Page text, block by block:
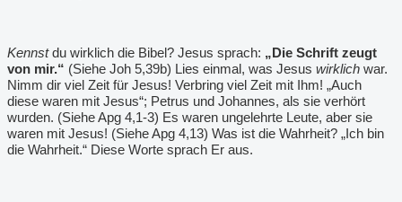
Kennstdu wirklich die Bibel? Jesus sprach: „Die Schrift zeugt
von mir.“ (Siehe Joh 5,39b) Lies einmal, was Jesus wirklich war.
Nimm dir viel Zeit für Jesus! Verbring viel Zeit mit Ihm! „Auch
diese waren mit Jesus“; Petrus und Johannes, als sie verhört
wurden. (Siehe Apg 4,1-3) Es waren ungelehrte Leute, aber sie
waren mit Jesus! (Siehe Apg 4,13) Was ist die Wahrheit? „Ich bin
die Wahrheit.“ Diese Worte sprach Er aus.